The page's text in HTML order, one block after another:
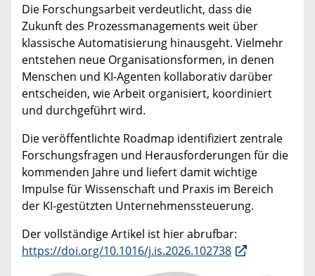
Die Forschungsarbeit verdeutlicht, dass die
Zukunft des Prozessmanagements weit über
klassische Automatisierung hinausgeht. Vielmehr
entstehen neue Organisationsformen, in denen
Menschen und KI-Agenten kollaborativ darüber
entscheiden, wie Arbeit organisiert, koordiniert
und durchgeführt wird.
Die veröffentlichte Roadmap identifiziert zentrale
Forschungsfragen und Herausforderungen für die
kommenden Jahre und liefert damit wichtige
Impulse für Wissenschaft und Praxis im Bereich
der KI-gestützten Unternehmenssteuerung.
Der vollständige Artikel ist hier abrufbar:
https://doi.org/10.1016/j.is.2026.102738